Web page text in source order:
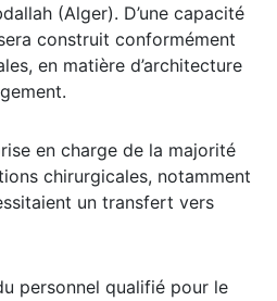
(Alger). D’une capacité
construit conformément
en matière d’architecture
en charge de la majorité
chirurgicales, notamment
un transfert vers
personnel qualifié pour le